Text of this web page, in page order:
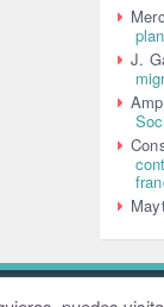
J.